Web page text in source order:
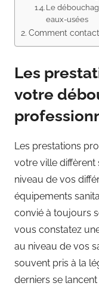
Le
eaux-usées
Comment
Les
votre
Les prestations
votre ville diffèrent
niveau de vos
équipements
convié à toujours
vous constatez
au niveau de vos
souvent pris à la
derniers se